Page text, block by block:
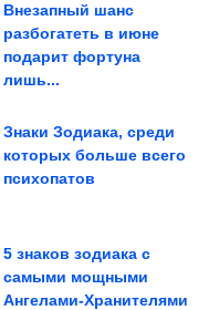
Внезапный шанс
разбогатеть в июне
подарит фортуна
лишь...
Знаки Зодиака, среди
которых больше всего
психопатов
5 знаков зодиака с
самыми мощными
Ангелами-Хранителями